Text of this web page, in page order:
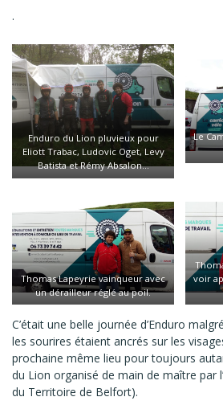
.
Enduro du Lion pluvieux pour
Eliott Trabac, Ludovic Oget, Levy
Batista et Rémy Absalon…
Le
Thomas Lapeyrie vainqueur avec
un dérailleur réglé au poil.
voir
C’était une belle journée d’Enduro
les sourires étaient ancrés sur les
prochaine même lieu pour toujours
du Lion organisé de main de maître par
du Territoire de Belfort).